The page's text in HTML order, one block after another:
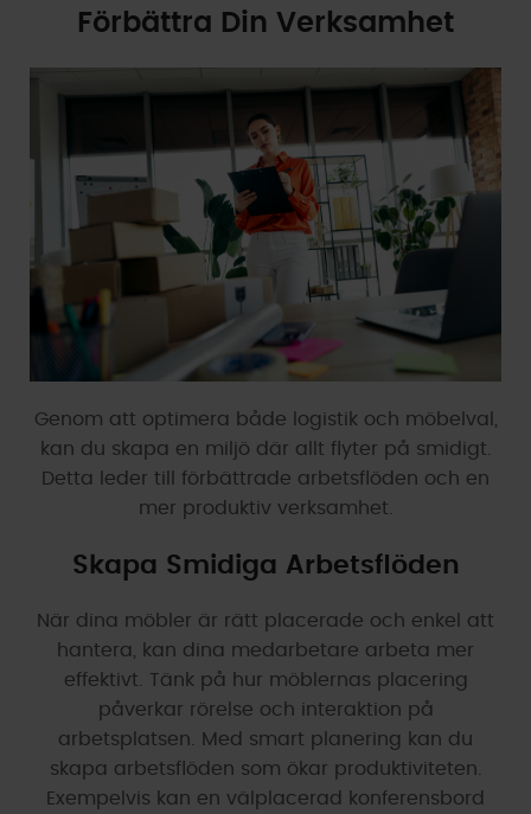
Förbättra Din Verksamhet
Genom att optimera både logistik och möbelval,
kan du skapa en miljö där allt flyter på smidigt.
Detta leder till förbättrade arbetsflöden och en
mer produktiv verksamhet.
Skapa Smidiga Arbetsflöden
När dina möbler är rätt placerade och enkel att
hantera, kan dina medarbetare arbeta mer
effektivt. Tänk på hur möblernas placering
påverkar rörelse och interaktion på
arbetsplatsen. Med smart planering kan du
skapa arbetsflöden som ökar produktiviteten.
Exempelvis kan en välplacerad konferensbord